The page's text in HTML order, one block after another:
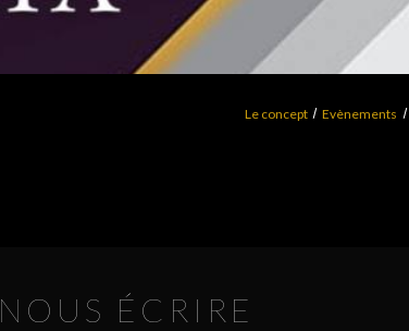
Le concept Evènements
NOUS ÉCRIRE